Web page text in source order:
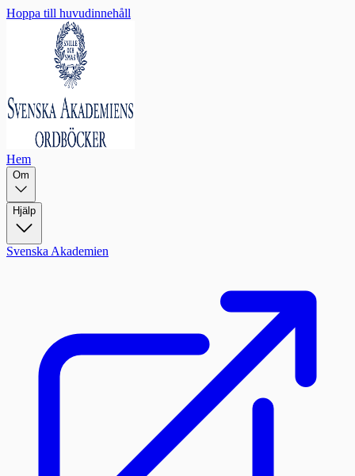
Hoppa till huvudinnehåll
Hem
Om
Hjälp
Svenska Akademien